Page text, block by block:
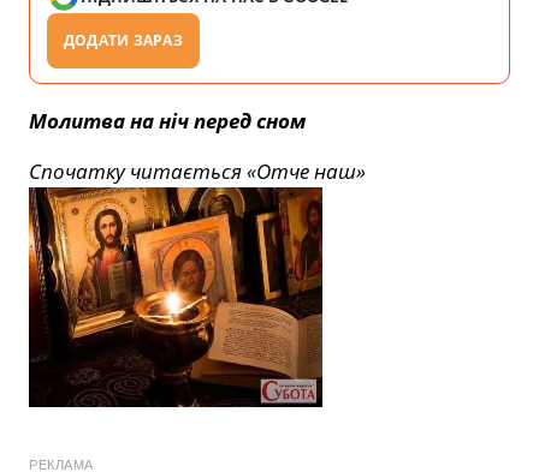
ДОДАТИ ЗАРАЗ
Молитва на ніч перед сном
Спочатку читається «Отче наш»
РЕКЛАМА